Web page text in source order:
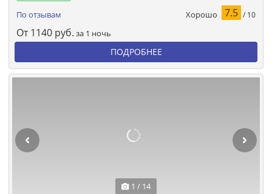
По отзывам
Хорошо 7.5 / 10
От 1140 руб. за 1 ночь
ПОДРОБНЕЕ
1 / 14